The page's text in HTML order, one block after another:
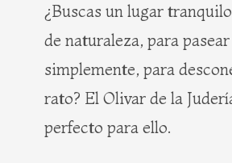
¿Buscas un lugar
de naturaleza, para
simplemente, para
rato? El Olivar de la
perfecto para ello.